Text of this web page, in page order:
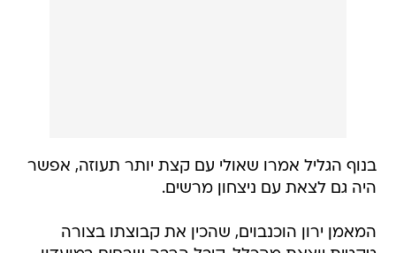
בנוף הגליל אמרו שאולי עם קצת יותר תעוזה, אפשר
היה גם לצאת עם ניצחון מרשים.
המאמן ירון הוכנבוים, שהכין את קבוצתו בצורה